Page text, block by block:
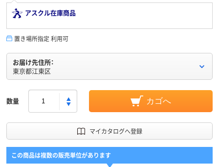
アスクル在庫商品
置き場所指定 利用可
お届け先住所：
東京都江東区
数量 カゴへ
マイカタログへ登録
この商品は複数の販売単位があります